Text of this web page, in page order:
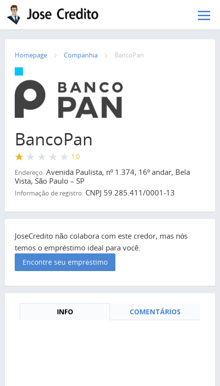
Pular para o conteúdo principal
Homepage Сompanhia BancoPan
BancoPan
1.0
Endereço: Avenida Paulista, nº 1.374, 16º andar, Bela
Vista, São Paulo – SP
Informação de registro: CNPJ 59.285.411/0001-13
JoseCredito não colabora com este credor, mas nós
temos o empréstimo ideal para você.
Encontre seu empréstimo
INFO COMENTÁRIOS